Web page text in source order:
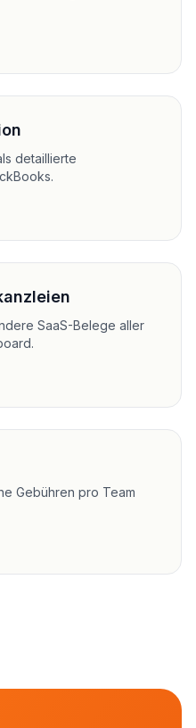
detaillierte
SaaS-Belege aller
Gebühren pro Team